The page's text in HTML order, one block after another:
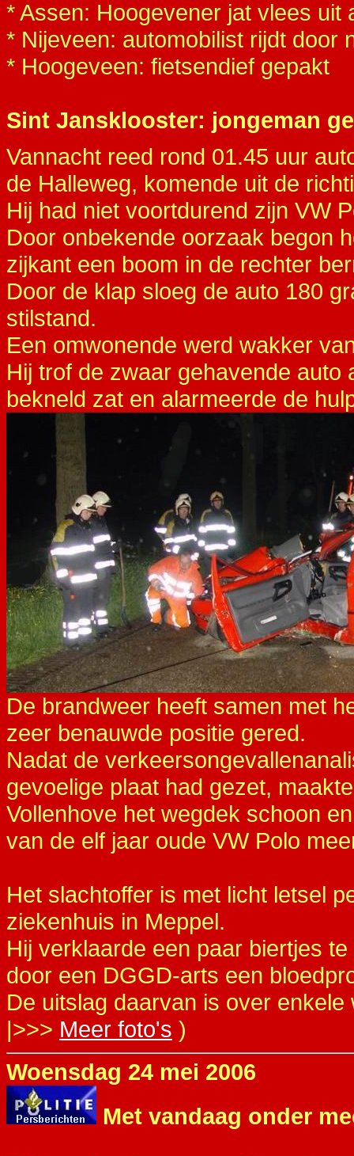
* Assen: Hoogevener jat vlees uit
* Nijeveen: automobilist rijdt door
* Hoogeveen: fietsendief gepakt
Sint Jansklooster: jongeman
Vannacht reed rond 01.45 uur
de Halleweg, komende uit de
Hij had niet voortdurend zijn VW
Door onbekende oorzaak begon
zijkant een boom in de rechter
Door de klap sloeg de auto 180
stilstand.
Een omwonende werd wakker
Hij trof de zwaar gehavende auto
bekneld zat en alarmeerde de
De brandweer heeft samen met
zeer benauwde positie gered.
Nadat de
gevoelige plaat had gezet,
Vollenhove het wegdek schoon
van de elf jaar oude VW Polo
Het slachtoffer is met licht letsel
ziekenhuis in Meppel.
Hij verklaarde een paar biertjes
door een DGGD-arts een
De uitslag daarvan is over
|>>> Meer foto's )
Woensdag 24 mei 2006
Met vandaag onder